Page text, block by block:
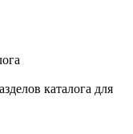
каталога для